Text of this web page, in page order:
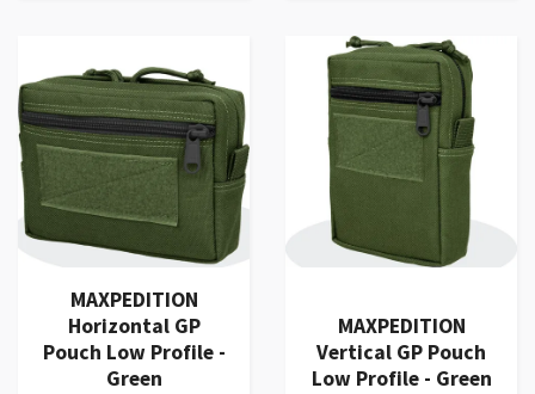
MAXPEDITION
Horizontal GP
Pouch Low Profile -
Green
MAXPEDITION
Vertical GP Pouch
Low Profile - Green